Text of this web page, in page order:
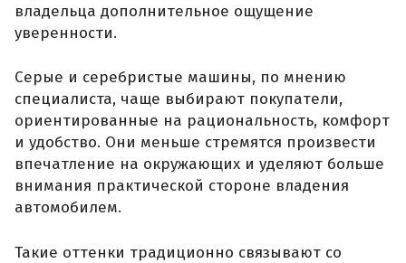
владельца дополнительное ощущение
уверенности.
Серые и серебристые машины, по мнению
специалиста, чаще выбирают покупатели,
ориентированные на рациональность, комфорт
и удобство. Они меньше стремятся произвести
впечатление на окружающих и уделяют больше
внимания практической стороне владения
автомобилем.
Такие оттенки традиционно связывают со